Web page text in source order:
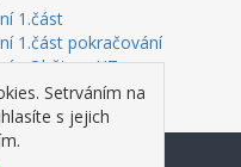
1.část
1.část pokračování
- Obět na H7
Setrváním na
s jejich